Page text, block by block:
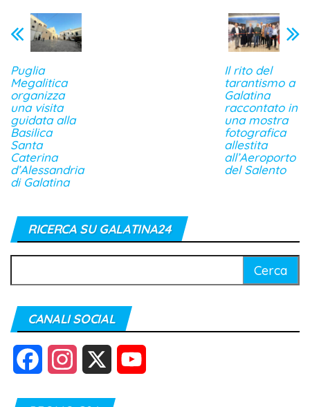
Puglia
Megalitica
organizza
una visita
guidata alla
Basilica
Santa
Caterina
d’Alessandria
di Galatina
Il rito del
tarantismo a
Galatina
raccontato in
una mostra
fotografica
allestita
all’Aeroporto
del Salento
RICERCA SU GALATINA24
per:
CANALI SOCIAL